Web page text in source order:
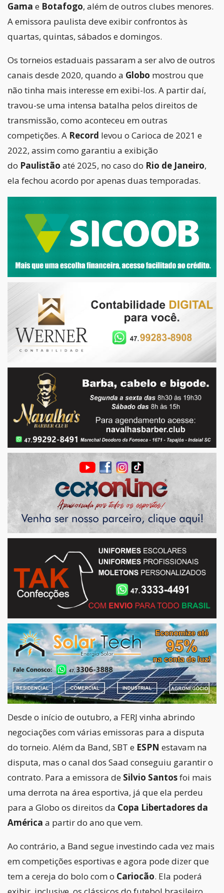
Gama e Botafogo, além de outros clubes menores.
A emissora paulista deve exibir confrontos às
quartas, quintas, sábados e domingos.
Os torneios estaduais passaram a ser alvo de outros
canais desde 2020, quando a Globo mostrou que
não tinha mais interesse em exibi-los. A partir daí,
travou-se uma intensa batalha pelos direitos de
transmissão, como aconteceu em outras
competições. A Record levou o Carioca de 2021 e
2022, assim como garantiu a exibição
do Paulistão até 2025, no caso do Rio de Janeiro,
ela fechou acordo por apenas duas temporadas.
Desde o início de outubro, a FERJ vinha abrindo
negociações com várias emissoras para a disputa
do torneio. Além da Band, SBT e ESPN estavam na
disputa, mas o canal dos Saad conseguiu garantir o
contrato. Para a emissora de Silvio Santosfoi mais
uma derrota na área esportiva, já que ela perdeu
para a Globo os direitos da Copa Libertadores da
América a partir do ano que vem.
Ao contrário, a Band segue investindo cada vez mais
em competições esportivas e agora pode dizer que
tem a cereja do bolo com o Cariocão. Ela poderá